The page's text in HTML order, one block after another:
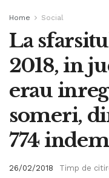
Home Social
La
2018, in
erau
someri,
774
26/02/2018 Timp de